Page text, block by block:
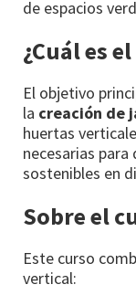
de espacios
¿Cuál es
El objetivo
la creación de
huertas
necesarias
sostenibles en
Sobre el
Este curso
vertical: